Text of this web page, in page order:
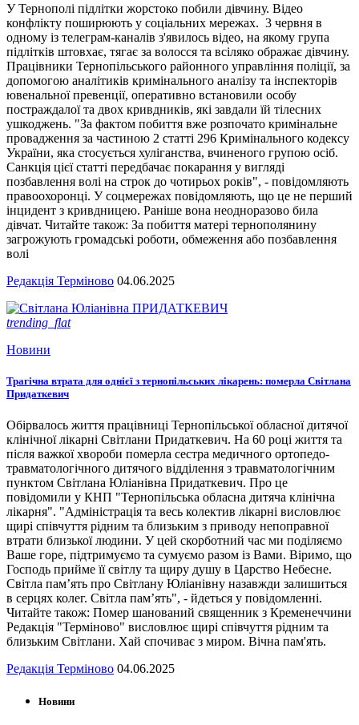
У Тернополі підлітки жорстоко побили дівчину. Відео
конфлікту поширюють у соціальних мережах. 3 червня в
одному із телеграм-каналів з'явилось відео, на якому група
підлітків штовхає, тягає за волосся та всіляко ображає дівчину.
Працівники Тернопільського районного управління поліції, за
допомогою аналітиків кримінального аналізу та інспекторів
ювенальної превенції, оперативно встановили особу
постраждалої та двох кривдників, які завдали їй тілесних
ушкоджень. "За фактом побиття вже розпочато кримінальне
провадження за частиною 2 статті 296 Кримінального кодексу
України, яка стосується хуліганства, вчиненого групою осіб.
Санкція цієї статті передбачає покарання у вигляді
позбавлення волі на строк до чотирьох років", - повідомляють
правоохоронці. У соцмережах повідомляють, що це не перший
інцидент з кривдницею. Раніше вона неодноразово била
дівчат. Читайте також: За побиття матері тернополянину
загрожують громадські роботи, обмеження або позбавлення
волі
Редакція Терміново 04.06.2025
trending_flat
Новини
Трагічна втрата для однієї з тернопільських лікарень: померла Світлана
Придаткевич
Обірвалось життя працівниці Тернопільської обласної дитячої
клінічної лікарні Світлани Придаткевич. На 60 році життя та
після важкої хвороби померла сестра медичного ортопедо-
травматологічного дитячого відділення з травматологічним
пунктом Світлана Юліанівна Придаткевич. Про це
повідомили у КНП "Тернопільська обласна дитяча клінічна
лікарня". "Адміністрація та весь колектив лікарні висловлює
щирі співчуття рідним та близьким з приводу непоправної
втрати близької людини. У цей скорботний час ми поділяємо
Ваше горе, підтримуємо та сумуємо разом із Вами. Віримо, що
Господь прийме її світлу та щиру душу в Царство Небесне.
Світла пам’ять про Світлану Юліанівну назавжди залишиться
в серцях колег. Світла пам’ять", - йдеться у повідомленні.
Читайте також: Помер шанований священник з Кременеччини
Редакція "Терміново" висловлює щирі співчуття рідним та
близьким Світлани. Хай спочиває з миром. Вічна пам'ять.
Редакція Терміново 04.06.2025
Новини